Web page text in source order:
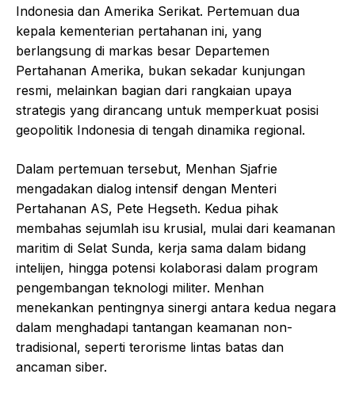
Indonesia dan Amerika Serikat. Pertemuan dua
kepala kementerian pertahanan ini, yang
berlangsung di markas besar Departemen
Pertahanan Amerika, bukan sekadar kunjungan
resmi, melainkan bagian dari rangkaian upaya
strategis yang dirancang untuk memperkuat posisi
geopolitik Indonesia di tengah dinamika regional.
Dalam pertemuan tersebut, Menhan Sjafrie
mengadakan dialog intensif dengan Menteri
Pertahanan AS, Pete Hegseth. Kedua pihak
membahas sejumlah isu krusial, mulai dari keamanan
maritim di Selat Sunda, kerja sama dalam bidang
intelijen, hingga potensi kolaborasi dalam program
pengembangan teknologi militer. Menhan
menekankan pentingnya sinergi antara kedua negara
dalam menghadapi tantangan keamanan non-
tradisional, seperti terorisme lintas batas dan
ancaman siber.